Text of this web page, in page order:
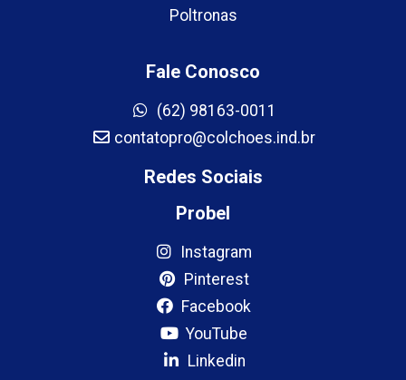
Poltronas
Fale Conosco
(62) 98163-0011
contatopro@colchoes.ind.br
Redes Sociais
Probel
Instagram
Pinterest
Facebook
YouTube
Linkedin